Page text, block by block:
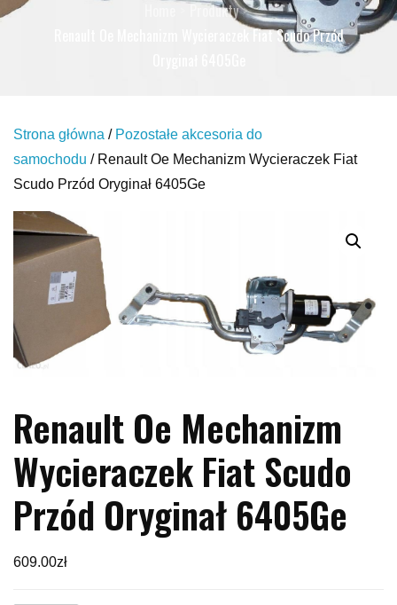
Produkty
Renault Oe Mechanizm Wycieraczek Fiat Scudo Przód
Strona główna / Pozostałe akcesoria do
samochodu / Renault Oe Mechanizm Wycieraczek Fiat
Scudo Przód Oryginał 6405Ge
Renault Oe Mechanizm
Wycieraczek Fiat Scudo
Przód Oryginał 6405Ge
609.00zł